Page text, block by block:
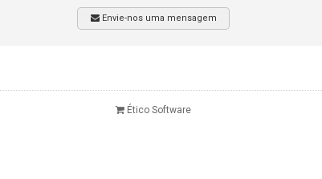
Envie-nos uma mensagem
Ético Software